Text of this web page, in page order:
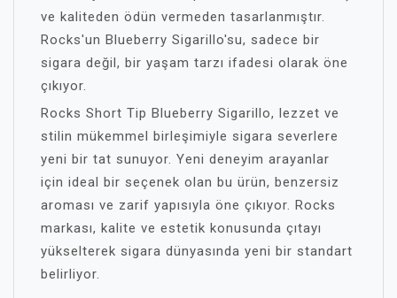
ve kaliteden ödün vermeden tasarlanmıştır.
Rocks'un Blueberry Sigarillo'su, sadece bir
sigara değil, bir yaşam tarzı ifadesi olarak öne
çıkıyor.
Rocks Short Tip Blueberry Sigarillo, lezzet ve
stilin mükemmel birleşimiyle sigara severlere
yeni bir tat sunuyor. Yeni deneyim arayanlar
için ideal bir seçenek olan bu ürün, benzersiz
aroması ve zarif yapısıyla öne çıkıyor. Rocks
markası, kalite ve estetik konusunda çıtayı
yükselterek sigara dünyasında yeni bir standart
belirliyor.